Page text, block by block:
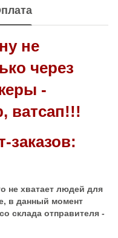
не
через
-
ватсап!!!
заказов:
не хватает людей для
в данный момент
склада отправителя -